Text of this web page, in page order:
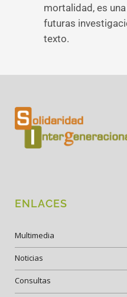
mortalidad, es
futuras
texto.
ENLACES
Multimedia
Noticias
Consultas